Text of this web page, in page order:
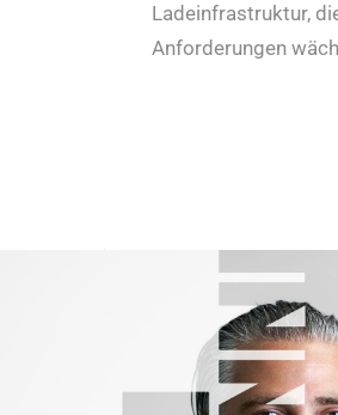
Ladeinfrastruktur,
Anforderungen